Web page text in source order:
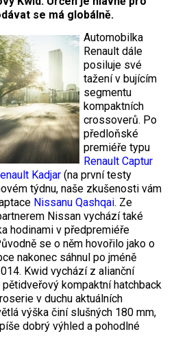
se má globálně.
Automobilka
Renault dále
posiluje své
tažení v bujícím
segmentu
kompaktních
crossoverů. Po
předloňské
premiéře typu
Renault Captur
Kadjar (na první testy
týdnu, naše zkušenosti vám
Nissanu Qashqai. Ze
Nissan vychází také
hodinami v předpremiéře
se o něm hovořilo jako o
nakonec sáhnul po jméně
Kwid vychází z alianční
kompaktní hatchback
v duchu aktuálních
výška činí slušných 180 mm,
dobrý výhled a pohodlné